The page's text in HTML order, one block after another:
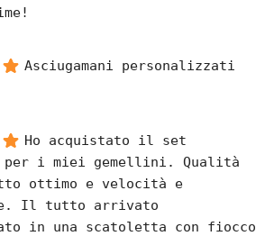
Asciugamani personalizzati
Ho acquistato il set
per i miei gemellini. Qualità
ottimo e velocità e
Il tutto arrivato
in una scatoletta con fiocco